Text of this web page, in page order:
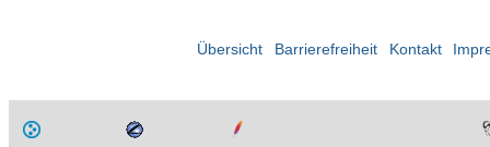
Übersicht Barrierefreiheit Kontakt